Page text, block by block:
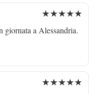
★★★★★
giornata a Alessandria.
★★★★★